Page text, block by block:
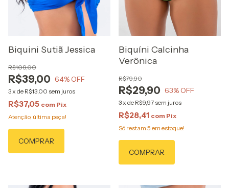
Biquini Sutiã Jessica
R$39,00
R$109,00
64% OFF
3 x de R$13,00 sem juros
R$37,05 com Pix
Atenção, última peça!
COMPRAR
Biquíni Calcinha
Verônica
R$29,90
R$79,90
63% OFF
3 x de R$9,97 sem juros
R$28,41 com Pix
Só restam 5 em estoque!
COMPRAR